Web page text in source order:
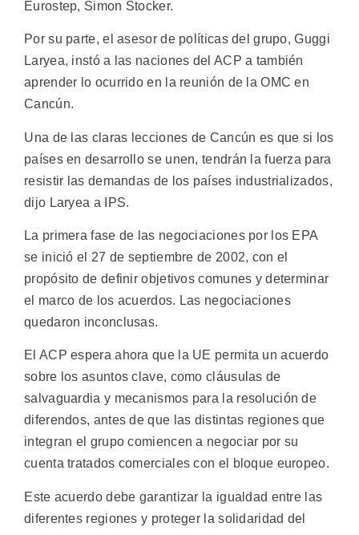
Eurostep, Simon Stocker.
Por su parte, el asesor de políticas del grupo, Guggi
Laryea, instó a las naciones del ACP a también
aprender lo ocurrido en la reunión de la OMC en
Cancún.
Una de las claras lecciones de Cancún es que si los
países en desarrollo se unen, tendrán la fuerza para
resistir las demandas de los países industrializados,
dijo Laryea a IPS.
La primera fase de las negociaciones por los EPA
se inició el 27 de septiembre de 2002, con el
propósito de definir objetivos comunes y determinar
el marco de los acuerdos. Las negociaciones
quedaron inconclusas.
El ACP espera ahora que la UE permita un acuerdo
sobre los asuntos clave, como cláusulas de
salvaguardia y mecanismos para la resolución de
diferendos, antes de que las distintas regiones que
integran el grupo comiencen a negociar por su
cuenta tratados comerciales con el bloque europeo.
Este acuerdo debe garantizar la igualdad entre las
diferentes regiones y proteger la solidaridad del